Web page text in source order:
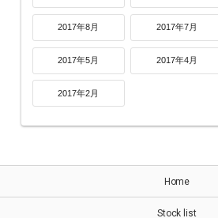
2017年8月 2017年7月
2017年5月 2017年4月
2017年2月
Home
Stock list